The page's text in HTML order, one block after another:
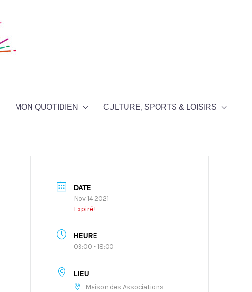
MON QUOTIDIEN CULTURE, SPORTS & LOISIRS
DATE
Nov 14 2021
Expiré !
HEURE
09:00 - 18:00
LIEU
Maison des Associations